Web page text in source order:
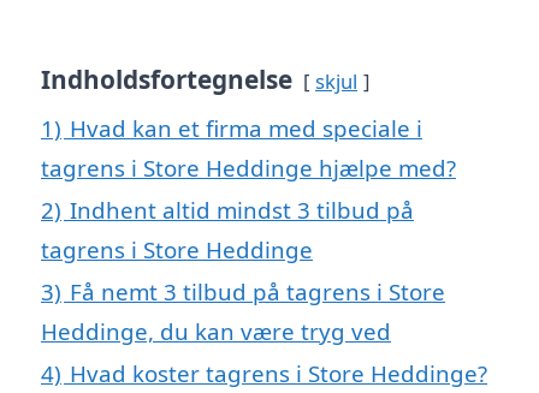
Indholdsfortegnelse skjul
1) Hvad kan et firma med speciale i
tagrens i Store Heddinge hjælpe med?
2) Indhent altid mindst 3 tilbud på
tagrens i Store Heddinge
3) Få nemt 3 tilbud på tagrens i Store
Heddinge, du kan være tryg ved
4) Hvad koster tagrens i Store Heddinge?